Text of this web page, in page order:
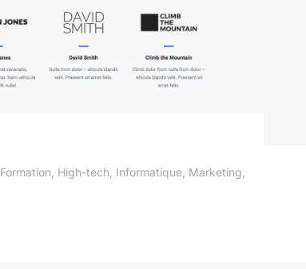
Formation High-tech Informatique Marketing